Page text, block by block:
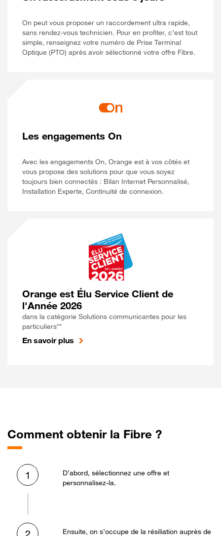
On peut vous proposer un raccordement ultra rapide,
sans rendez-vous technicien. Pour en profiter, c’est tout
simple, renseignez votre numéro de Prise Terminal
Optique (PTO) après avoir sélectionné votre offre Fibre.
Les engagements On
Avec les engagements On, Orange est à vos côtés et
vous propose des solutions pour que vous soyez
toujours bien connectés : Bilan Internet Personnalisé,
Installation Experte, Continuité de connexion.
Orange est Élu Service Client de
l'Année 2026
dans la catégorie Solutions communicantes pour les
particuliers**
En savoir plus
Comment obtenir la Fibre ?
1
D’abord, sélectionnez une offre et
personnalisez-la.
Ensuite, on s’occupe de la résiliation auprès de